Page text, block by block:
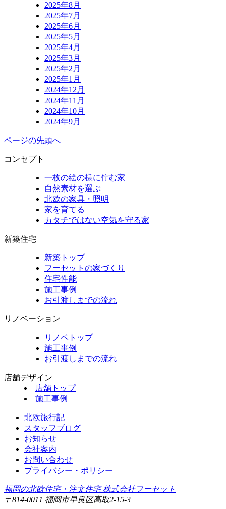
2025年8月
2025年7月
2025年6月
2025年5月
2025年4月
2025年3月
2025年2月
2025年1月
2024年12月
2024年11月
2024年10月
2024年9月
ページの先頭へ
コンセプト
一枚の絵の様に佇む家
自然素材を選ぶ
北欧の家具・照明
家を育てる
カタチではない空気を守る家
新築住宅
新築トップ
フーセットの家づくり
住宅性能
施工事例
お引渡しまでの流れ
リノベーション
リノベトップ
施工事例
お引渡しまでの流れ
店舗デザイン
店舗トップ
施工事例
北欧旅行記
スタッフブログ
お知らせ
会社案内
お問い合わせ
プライバシー・ポリシー
福岡の北欧住宅・注文住宅 株式会社フーセット
〒814-0011 福岡市早良区高取2-15-3